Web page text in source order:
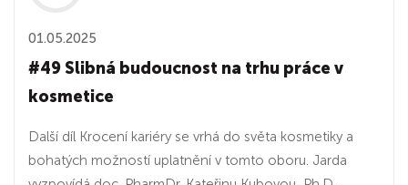
01.05.2025
#49 Slibná budoucnost na trhu práce v
kosmetice
Další díl Krocení kariéry se vrhá do světa kosmetiky a
bohatých možností uplatnění v tomto oboru. Jarda